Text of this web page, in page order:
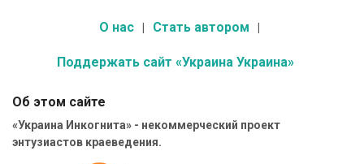
О нас Стать автором
Поддержать сайт «Украина Украина»
Об этом сайте
«Украина Инкогнита» - некоммерческий проект
энтузиастов краеведения.